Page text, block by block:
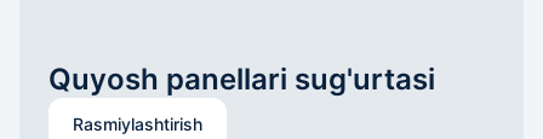
Quyosh panellari sug'urtasi
Rasmiylashtirish